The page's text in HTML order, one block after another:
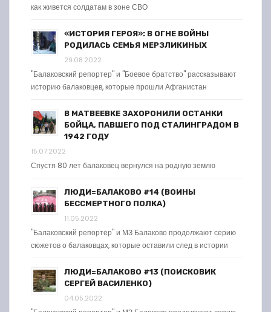
как живется солдатам в зоне СВО
«ИСТОРИЯ ГЕРОЯ»: В ОГНЕ ВОЙНЫ
РОДИЛАСЬ СЕМЬЯ МЕРЗЛИКИНЫХ
29.08.2022
"Балаковский репортер" и "Боевое братство" рассказывают
историю балаковцев, которые прошли Афганистан
В МАТВЕЕВКЕ ЗАХОРОНИЛИ ОСТАНКИ
БОЙЦА, ПАВШЕГО ПОД СТАЛИНГРАДОМ В
1942 ГОДУ
15.07.2022
Спустя 80 лет балаковец вернулся на родную землю
ЛЮДИ=БАЛАКОВО #14 (ВОИНЫ
БЕССМЕРТНОГО ПОЛКА)
11.05.2022
"Балаковский репортер" и МЗ Балаково продолжают серию
сюжетов о балаковцах, которые оставили след в истории
ЛЮДИ=БАЛАКОВО #13 (ПОИСКОВИК
СЕРГЕЙ ВАСИЛЕНКО)
04.05.2022